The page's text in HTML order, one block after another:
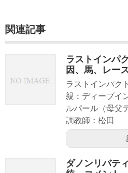
関連記事
ラストインパ
因、馬、レー
ラストインパク
親：ディープイ
ルパール（母父
調教師：松田
ダノンリバテ